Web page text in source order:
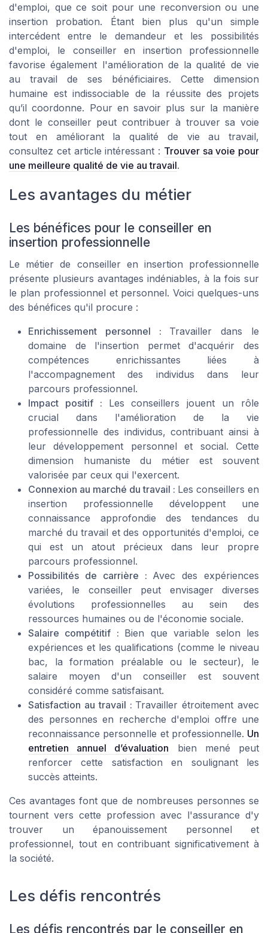
d'emploi, que ce soit pour une reconversion ou une
insertion probation. Étant bien plus qu'un simple
intercédent entre le demandeur et les possibilités
d'emploi, le conseiller en insertion professionnelle
favorise également l'amélioration de la qualité de vie
au travail de ses bénéficiaires. Cette dimension
humaine est indissociable de la réussite des projets
qu’il coordonne. Pour en savoir plus sur la manière
dont le conseiller peut contribuer à trouver sa voie
tout en améliorant la qualité de vie au travail,
consultez cet article intéressant : Trouver sa voie pour
une meilleure qualité de vie au travail.
Les avantages du métier
Les bénéfices pour le conseiller en
insertion professionnelle
Le métier de conseiller en insertion professionnelle
présente plusieurs avantages indéniables, à la fois sur
le plan professionnel et personnel. Voici quelques-uns
des bénéfices qu'il procure :
Enrichissement personnel : Travailler dans le
domaine de l'insertion permet d'acquérir des
compétences enrichissantes liées à
l'accompagnement des individus dans leur
parcours professionnel.
Impact positif : Les conseillers jouent un rôle
crucial dans l'amélioration de la vie
professionnelle des individus, contribuant ainsi à
leur développement personnel et social. Cette
dimension humaniste du métier est souvent
valorisée par ceux qui l'exercent.
Connexion au marché du travail : Les conseillers en
insertion professionnelle développent une
connaissance approfondie des tendances du
marché du travail et des opportunités d'emploi, ce
qui est un atout précieux dans leur propre
parcours professionnel.
Possibilités de carrière : Avec des expériences
variées, le conseiller peut envisager diverses
évolutions professionnelles au sein des
ressources humaines ou de l'économie sociale.
Salaire compétitif : Bien que variable selon les
expériences et les qualifications (comme le niveau
bac, la formation préalable ou le secteur), le
salaire moyen d'un conseiller est souvent
considéré comme satisfaisant.
Satisfaction au travail : Travailler étroitement avec
des personnes en recherche d'emploi offre une
reconnaissance personnelle et professionnelle. Un
entretien annuel d’évaluation bien mené peut
renforcer cette satisfaction en soulignant les
succès atteints.
Ces avantages font que de nombreuses personnes se
tournent vers cette profession avec l'assurance d'y
trouver un épanouissement personnel et
professionnel, tout en contribuant significativement à
la société.
Les défis rencontrés
Les défis rencontrés par le conseiller en